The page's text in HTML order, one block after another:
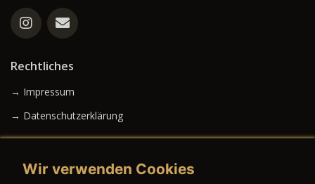
Rechtliches
→ Impressum
→ Datenschutzerklärung
Wir verwenden Cookies